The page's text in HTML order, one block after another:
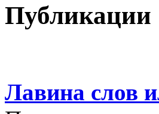
Публикации
Лавина слов